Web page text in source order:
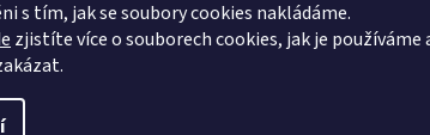
s tím, jak se soubory cookies nakládáme.
zjistíte více o souborech cookies, jak je používáme